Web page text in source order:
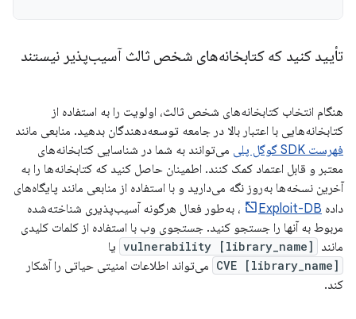
تأیید کنید که کتابخانه‌های شخص ثالث آسیب‌پذیر نیستند
هنگام انتخاب کتابخانه‌های شخص ثالث، اولویت را به استفاده از
کتابخانه‌هایی با اعتبار بالا در جامعه توسعه‌دهندگان بدهید. منابعی مانند
فهرست SDK گوگل پلی
می‌توانند به شما در شناسایی کتابخانه‌های
معتبر و قابل اعتماد کمک کنند. اطمینان حاصل کنید که کتابخانه‌ها را به
آخرین نسخه‌ها به‌روز نگه می‌دارید و با استفاده از منابعی مانند پایگاه‌های
داده Exploit-DB
، به‌طور فعال هرگونه آسیب‌پذیری شناخته‌شده
مربوط به آنها را جستجو کنید. جستجوی وب با استفاده از کلمات کلیدی
مانند
[library_name] vulnerability یا
[library_name] CVE
می‌تواند اطلاعات امنیتی حیاتی را آشکار
کند.